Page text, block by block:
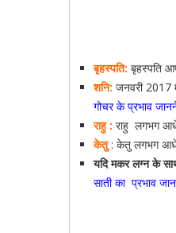
बृहस्पति: बृहस्पति
शनि: जनवरी 2017
गोचर के प्रभाव
राहु : राहु लगभग आधे
केतु: केतु लगभग आधे
यदि मकर लग्न के
साती का प्रभाव